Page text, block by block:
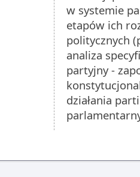
w systemie
etapów ich
politycznych
analiza
partyjny -
działania